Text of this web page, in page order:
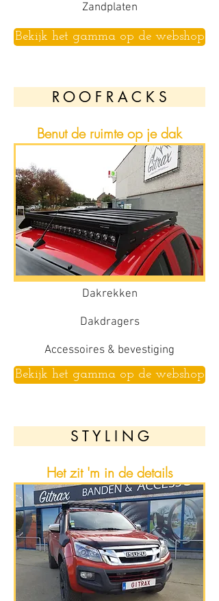
Zandplaten
Bekijk het gamma op de webshop
R O O F R A C K S
Benut de ruimte op je dak
Dakrekken
Dakdragers
Accessoires & bevestiging
Bekijk het gamma op de webshop
S T Y L I N G
Het zit 'm in de details